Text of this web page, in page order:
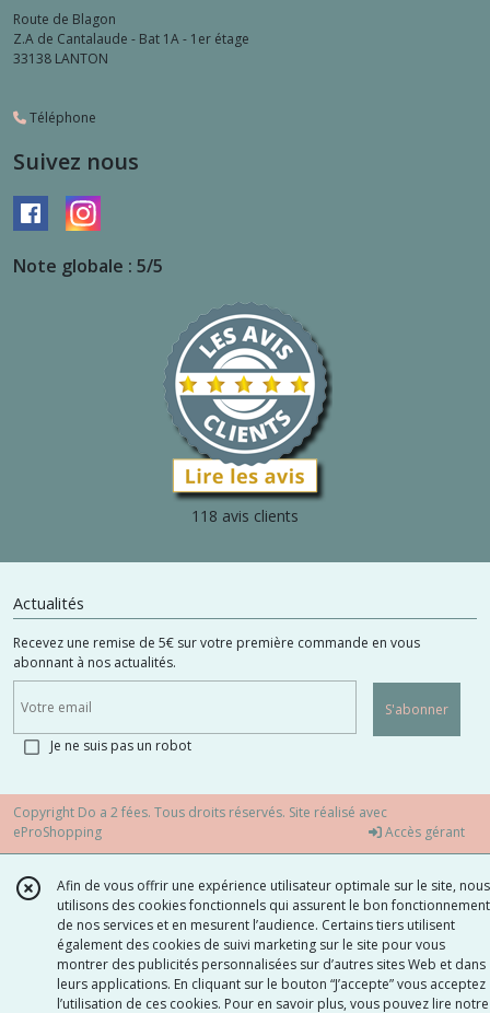
Route de Blagon
Z.A de Cantalaude - Bat 1A - 1er étage
33138 LANTON
Téléphone
Suivez nous
Note globale : 5/5
118 avis clients
Actualités
Recevez une remise de 5€ sur votre première commande en vous
abonnant à nos actualités.
S'abonner
Je ne suis pas un robot
Copyright Do a 2 fées. Tous droits réservés. Site réalisé avec
eProShopping
Accès gérant
Afin de vous offrir une expérience utilisateur optimale sur le site, nous
utilisons des cookies fonctionnels qui assurent le bon fonctionnement
de nos services et en mesurent l’audience. Certains tiers utilisent
également des cookies de suivi marketing sur le site pour vous
montrer des publicités personnalisées sur d’autres sites Web et dans
leurs applications. En cliquant sur le bouton “J’accepte” vous acceptez
l’utilisation de ces cookies. Pour en savoir plus, vous pouvez lire notre